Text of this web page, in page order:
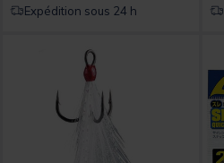
Expédition sous 24 h